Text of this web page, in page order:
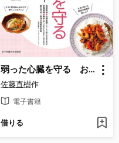
弱った心臓を守る おかずレパートリー
佐藤直樹作
電子書籍
借りる